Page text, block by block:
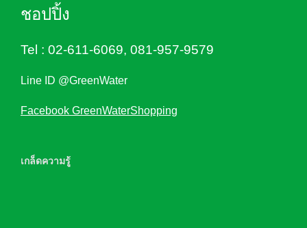
ชอปปิ้ง
Tel : 02-611-6069, 081-957-9579
Line ID @GreenWater
Facebook GreenWaterShopping
เกล็ดความรู้